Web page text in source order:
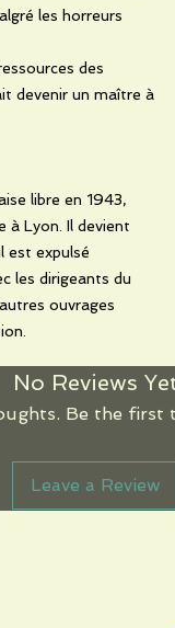
les horreurs
des
devenir un maître à
libre en 1943,
à Lyon. Il devient
est expulsé
les dirigeants du
ouvrages
No Reviews
Be the first
Leave a Review